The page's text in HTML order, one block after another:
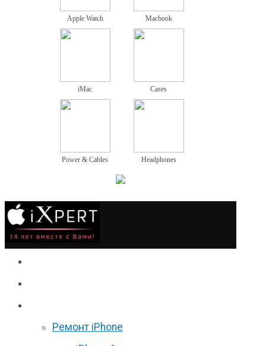
Apple Watch Macbook
iMac Cases
Power & Cables Headphones
Ремонт iPhone